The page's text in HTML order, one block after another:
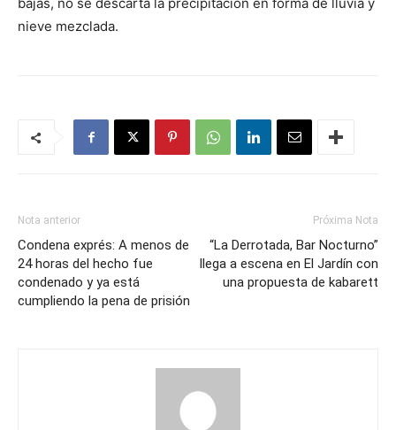
nieve mezclada.
Nota anterior
Condena exprés: A menos de
24 horas del hecho fue
condenado y ya está
cumpliendo la pena de prisión
Próxima Nota
“La Derrotada, Bar Nocturno”
llega a escena en El Jardín con
una propuesta de kabarett